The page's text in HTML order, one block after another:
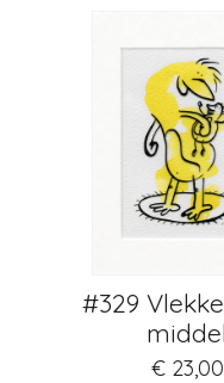
#329
middel
€ 23,00